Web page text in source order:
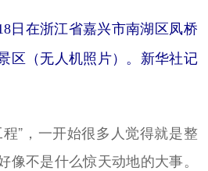
日在浙江省嘉兴市南湖区凤桥
区（无人机照片）。新华社记
”，一开始很多人觉得就是整
像不是什么惊天动地的大事。